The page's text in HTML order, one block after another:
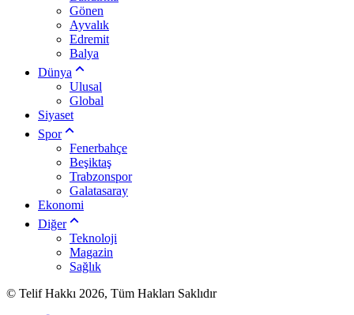
Gönen
Ayvalık
Edremit
Balya
Dünya
Ulusal
Global
Siyaset
Spor
Fenerbahçe
Beşiktaş
Trabzonspor
Galatasaray
Ekonomi
Diğer
Teknoloji
Magazin
Sağlık
© Telif Hakkı 2026, Tüm Hakları Saklıdır